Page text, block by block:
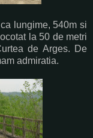
lungime, 540m si
la 50 de metri
de Arges. De
admiratia.